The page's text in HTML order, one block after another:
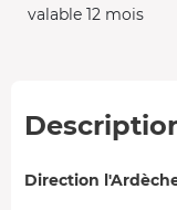
valable 12 mois
Direction